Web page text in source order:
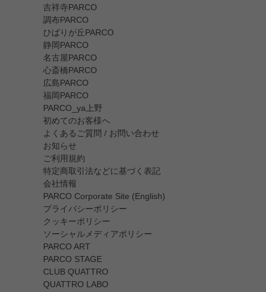
吉祥寺PARCO
調布PARCO
ひばりが丘PARCO
静岡PARCO
名古屋PARCO
心斎橋PARCO
広島PARCO
福岡PARCO
PARCO_ya上野
初めてのお客様へ
よくあるご質問 / お問い合わせ
お知らせ
ご利用規約
特定商取引法などに基づく表記
会社情報
PARCO Corporate Site (English)
プライバシーポリシー
クッキーポリシー
ソーシャルメディアポリシー
PARCO ART
PARCO STAGE
CLUB QUATTRO
QUATTRO LABO